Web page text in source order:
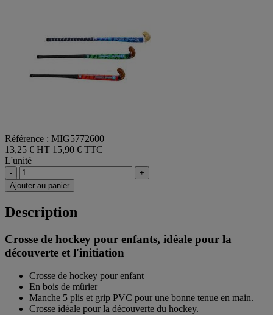
Référence : MIG5772600
13,25 € HT 15,90 € TTC
L'unité
-
+
Ajouter au panier
Description
Crosse de hockey pour enfants, idéale pour la
découverte et l'initiation
Crosse de hockey pour enfant
En bois de mûrier
Manche 5 plis et grip PVC pour une bonne tenue en main.
Crosse idéale pour la découverte du hockey.